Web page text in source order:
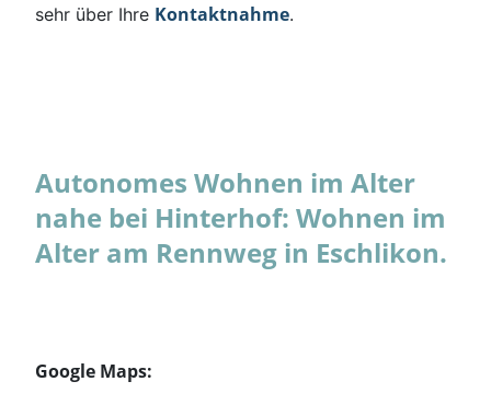
sehr über Ihre Kontaktnahme.
Autonomes Wohnen im Alter
nahe bei Hinterhof: Wohnen im
Alter am Rennweg in Eschlikon.
Google Maps: